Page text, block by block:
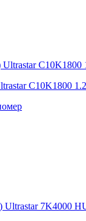
C10K1800